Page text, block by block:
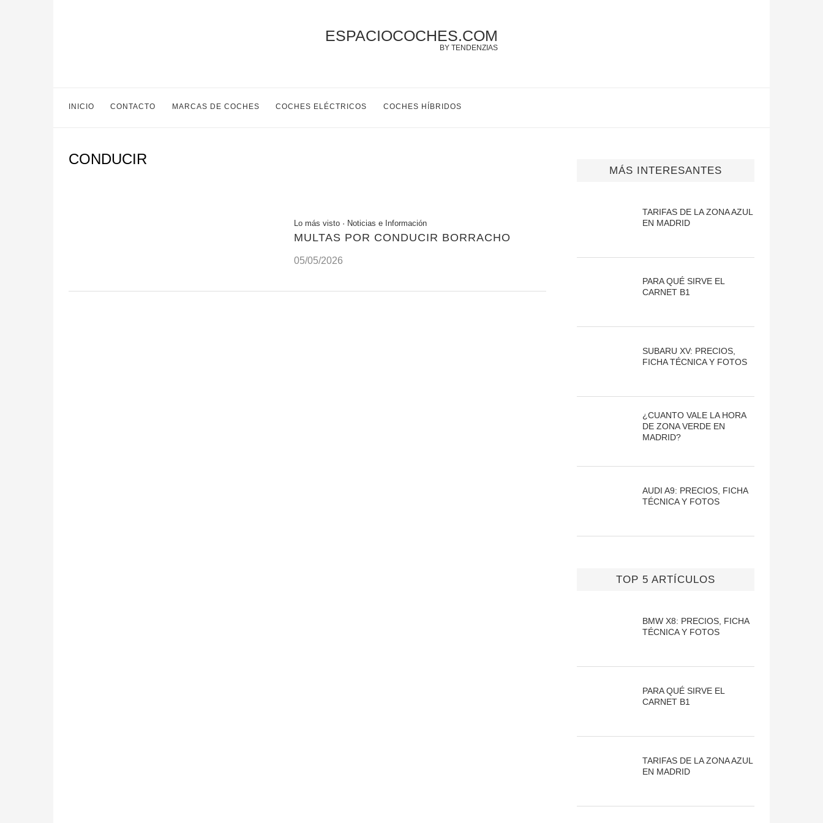
ESPACIOCOCHES.COM
BY TENDENZIAS
INICIO CONTACTO MARCAS DE COCHES COCHES ELÉCTRICOS COCHES HÍBRIDOS
CONDUCIR
Lo más visto· Noticias e Información
MULTAS POR CONDUCIR BORRACHO
05/05/2026
MÁS INTERESANTES
TARIFAS DE LA ZONA AZUL
EN MADRID
PARA QUÉ SIRVE EL
CARNET B1
SUBARU XV: PRECIOS,
FICHA TÉCNICA Y FOTOS
¿CUANTO VALE LA HORA
DE ZONA VERDE EN
MADRID?
AUDI A9: PRECIOS, FICHA
TÉCNICA Y FOTOS
TOP 5 ARTÍCULOS
BMW X8: PRECIOS, FICHA
TÉCNICA Y FOTOS
PARA QUÉ SIRVE EL
CARNET B1
TARIFAS DE LA ZONA AZUL
EN MADRID